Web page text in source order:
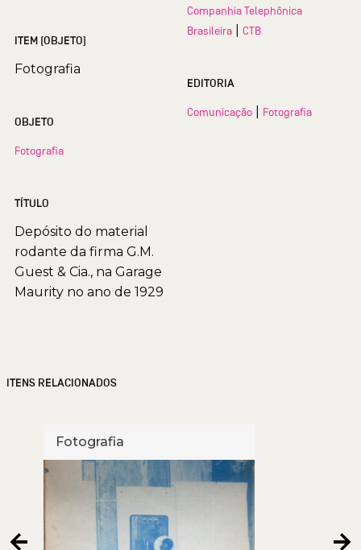
ITEM (OBJETO)
Fotografia
OBJETO
Fotografia
TÍTULO
Depósito do material
rodante da firma G.M.
Guest & Cia., na Garage
Maurity no ano de 1929
Companhia Telephônica
Brasileira
CTB
EDITORIA
Comunicação Fotografia
ITENS RELACIONADOS
Fotografia